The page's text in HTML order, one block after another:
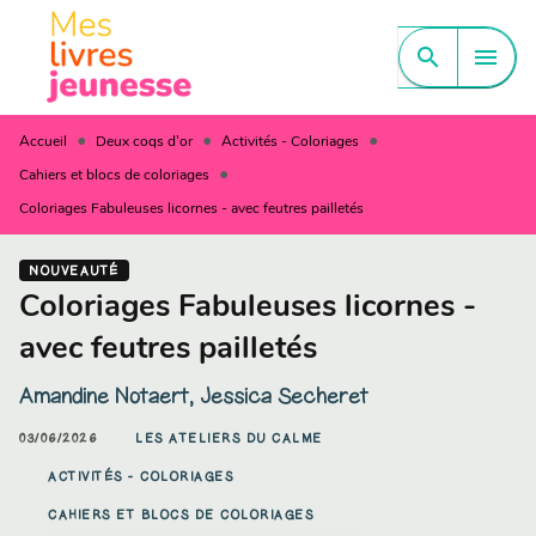
MENU CONTENU
PIED DE PAGE
search menu
Accueil • Deux coqs d'or • Activités - Coloriages •
Cahiers et blocs de coloriages •
Coloriages Fabuleuses licornes - avec feutres pailletés
NOUVEAUTÉ
Coloriages Fabuleuses licornes -
avec feutres pailletés
Amandine Notaert, Jessica Secheret
03/06/2026 LES ATELIERS DU CALME
ACTIVITÉS - COLORIAGES
CAHIERS ET BLOCS DE COLORIAGES